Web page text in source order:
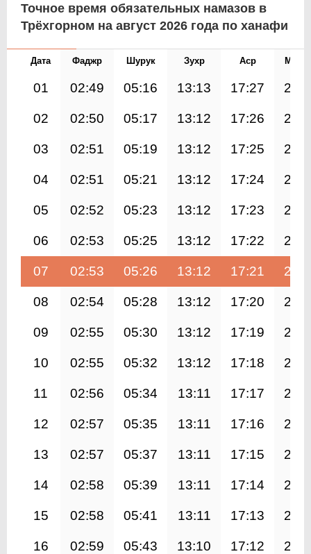
Точное время обязательных намазов в
Трёхгорном на август 2026 года по ханафи
Дата Фаджр Шурук Зухр Аср
01 02:49 05:16 13:13 17:27
02 02:50 05:17 13:12 17:26
03 02:51 05:19 13:12 17:25
04 02:51 05:21 13:12 17:24
05 02:52 05:23 13:12 17:23
06 02:53 05:25 13:12 17:22
07 02:53 05:26 13:12 17:21
08 02:54 05:28 13:12 17:20
09 02:55 05:30 13:12 17:19
10 02:55 05:32 13:12 17:18
11 02:56 05:34 13:11 17:17
12 02:57 05:35 13:11 17:16
13 02:57 05:37 13:11 17:15
14 02:58 05:39 13:11 17:14
15 02:58 05:41 13:11 17:13
16 02:59 05:43 13:10 17:12